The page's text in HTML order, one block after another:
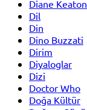
Diane Keaton
Dil
Din
Dino Buzzati
Dirim
Diyaloglar
Dizi
Doctor Who
Doğa Kültür